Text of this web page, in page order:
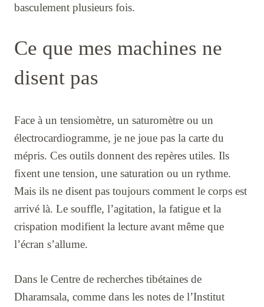
basculement plusieurs fois.
Ce que mes machines ne
disent pas
Face à un tensiomètre, un saturomètre ou un
électrocardiogramme, je ne joue pas la carte du
mépris. Ces outils donnent des repères utiles. Ils
fixent une tension, une saturation ou un rythme.
Mais ils ne disent pas toujours comment le corps est
arrivé là. Le souffle, l’agitation, la fatigue et la
crispation modifient la lecture avant même que
l’écran s’allume.
Dans le Centre de recherches tibétaines de
Dharamsala, comme dans les notes de l’Institut